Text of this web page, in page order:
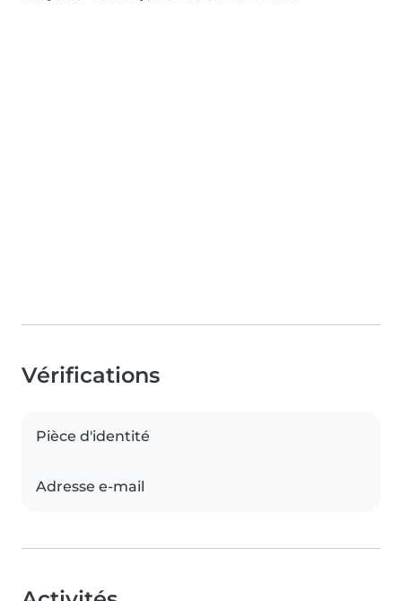
Vérifications
Pièce d'identité
Adresse e-mail